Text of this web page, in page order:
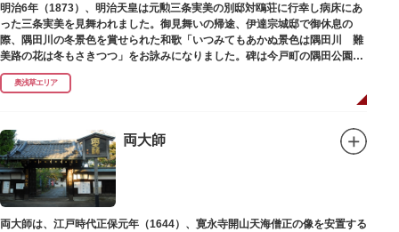
明治6年（1873）、明治天皇は元勲三条実美の別邸対鴎荘に行幸し病床にあ
った三条実美を見舞われました。御見舞いの帰途、伊達宗城邸で御休息の
際、隅田川の冬景色を賞せられた和歌「いつみてもあかぬ景色は隅田川 難
美路の花は冬もさきつつ」をお詠みになりました。碑は今戸町の隅田公園内
にあります。
奥浅草エリア
両大師
両大師は、江戸時代正保元年（1644）、寛永寺開山天海僧正の像を安置する